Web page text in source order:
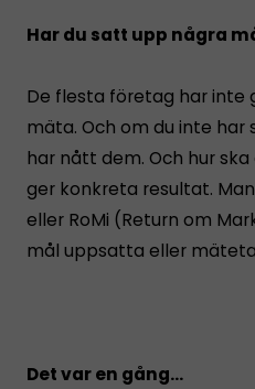
Har du satt upp några
De flesta företag har inte
mäta. Och om du inte har
har nått dem. Och hur
ger konkreta resultat.
eller RoMi (Return om
mål uppsatta eller
Det var en gång…